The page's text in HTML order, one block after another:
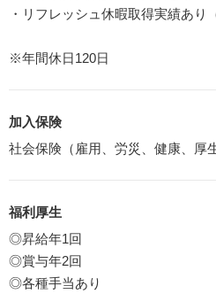
・リフレッシュ休暇取得実績あり
※年間休日120日
加入保険
社会保険（雇用、労災、健康、厚
福利厚生
◎昇給年1回
◎賞与年2回
◎各種手当あり